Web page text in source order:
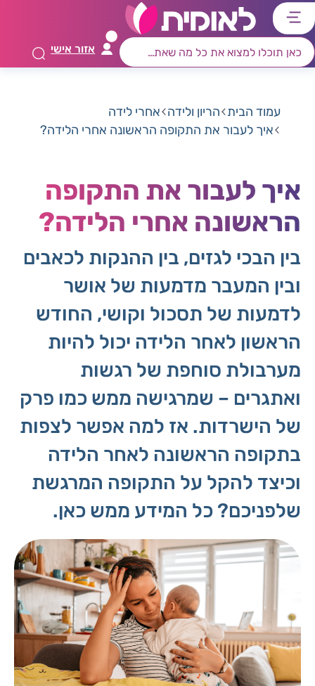
דלג
לתפריט
ראשי
דלג
לרכיב
חיפוש
דלג
לתוכן
מרכזי
דלג
לאזור
קישורים
אזור אישי
עמוד הבית הריון ולידה אחרי לידה
איך לעבור את התקופה הראשונה אחרי הלידה?
איך לעבור את התקופה
הראשונה אחרי הלידה?
בין הבכי לגזים, בין ההנקות לכאבים
ובין המעבר מדמעות של אושר
לדמעות של תסכול וקושי, החודש
הראשון לאחר הלידה יכול להיות
מערבולת סוחפת של רגשות
ואתגרים – שמרגישה ממש כמו פרק
של הישרדות. אז למה אפשר לצפות
בתקופה הראשונה לאחר הלידה
וכיצד להקל על התקופה המרגשת
שלפניכם? כל המידע ממש כאן.